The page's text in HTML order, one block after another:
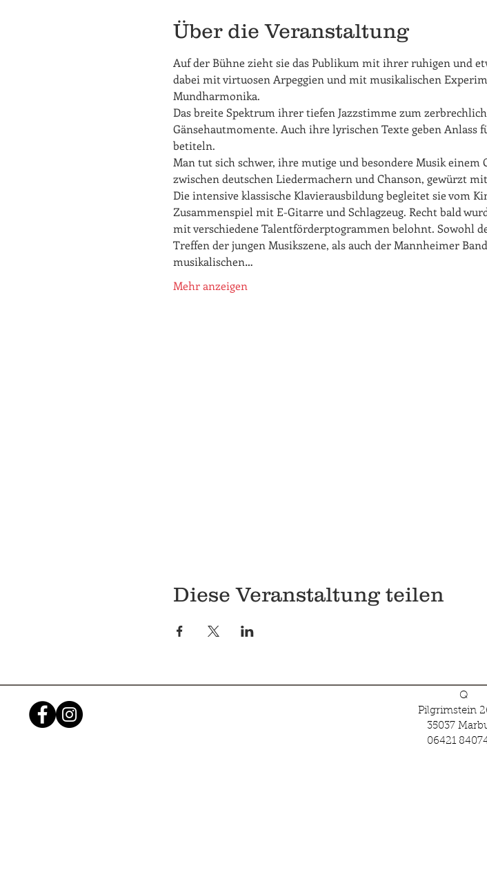
Über die Veranstaltung
Auf der Bühne zieht sie das Publikum mit ihrer ruhigen und
dabei mit virtuosen Arpeggien und mit musikalischen
Mundharmonika.
Das breite Spektrum ihrer tiefen Jazzstimme zum
Gänsehautmomente. Auch ihre lyrischen Texte geben Anlass
betiteln.
Man tut sich schwer, ihre mutige und besondere Musik
zwischen deutschen Liedermachern und Chanson, gewürzt
Die intensive klassische Klavierausbildung begleitet sie vom
Zusammenspiel mit E-Gitarre und Schlagzeug. Recht bald
mit verschiedene Talentförderptogrammen belohnt. Sowohl
Treffen der jungen Musikszene, als auch der Mannheimer
musikalischen…
Mehr anzeigen
Diese Veranstaltung teilen
Q
Pilgrimstein
35037
06421